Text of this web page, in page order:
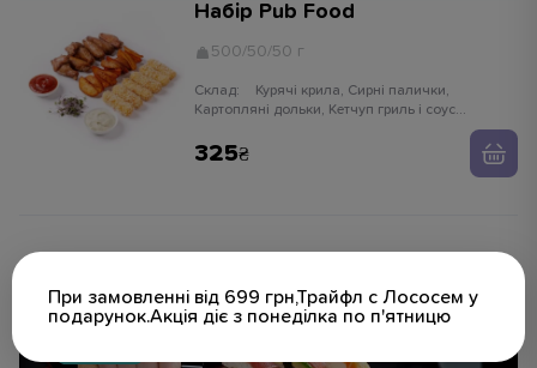
При замовленні від 699 грн,Трайфл с Лососем у
подарунок.Акція діє з понеділка по п'ятницю
Набір Pub Food
500/50/50 г
Склад:
Картопляні дольки, Кетчуп гриль і соус
325